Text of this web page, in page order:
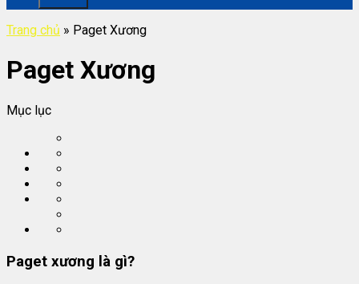
Trang chủ » Paget Xương
Paget Xương
Mục lục
Paget xương là gì?